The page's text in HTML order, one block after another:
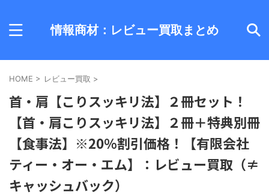
情報商材：レビュー買取まとめ
HOME > レビュー買取 >
首・肩【こりスッキリ法】２冊セット！
【首・肩こりスッキリ法】２冊＋特典別冊
【食事法】※20％割引価格！【有限会社
ティー・オー・エム】：レビュー買取（≠
キャッシュバック）